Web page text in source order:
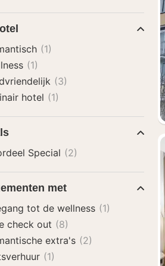
(1)
(1)
(3)
hotel (1)
Special (2)
met
tot de wellness (1)
check out (8)
extra's (2)
(1)